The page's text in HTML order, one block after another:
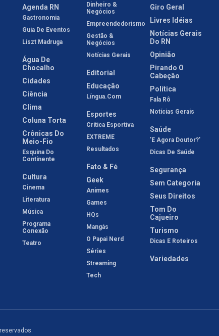
Agenda RN
Gastronomia
Guia De Eventos
Liszt Madruga
Água De
Chocalho
Cidades
Ciência
Clima
Coluna Torta
Crônicas Do
Meio-Fio
Esquina Do
Continente
Cultura
Cinema
Literatura
Música
Programa
Conexão
Teatro
Dinheiro &
Negócios
Empreendedorismo
Gestão &
Negócios
Notícias Gerais
Editorial
Educação
Língua.com
Esportes
Crítica Esportiva
EXTREME
Resultados
Fato & Fé
Geek
Animes
Games
HQs
Mangás
O Papai Nerd
Séries
Streaming
Tech
Giro Geral
Livres Idéias
Notícias Gerais
Do RN
Opinião
Pirando O
Cabeção
Política
Fala Rô
Notícias Gerais
Saúde
'E Agora Doutor?'
Dicas De Saúde
Segurança
Sem Categoria
Seus Direitos
Tom Do
Cajueiro
Turismo
Dicas E Roteiros
Variedades